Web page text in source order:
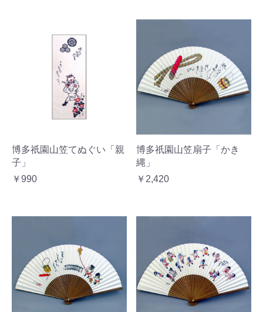
博多祇園山笠てぬぐい「親
子」
￥990
博多祇園山笠扇子「かき
縄」
￥2,420